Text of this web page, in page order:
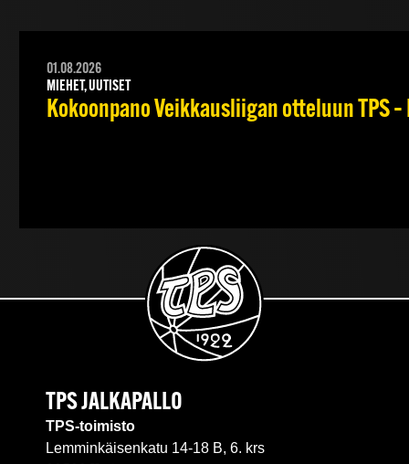
01.08.2026
MIEHET, UUTISET
Kokoonpano Veikkausliigan otteluun TPS
TPS JALKAPALLO
TPS-toimisto
Lemminkäisenkatu 14-18 B, 6. krs